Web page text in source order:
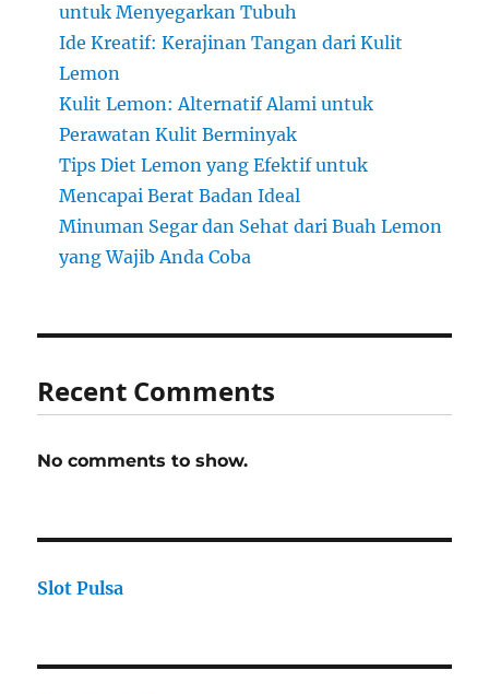
untuk Menyegarkan Tubuh
Ide Kreatif: Kerajinan Tangan dari Kulit
Lemon
Kulit Lemon: Alternatif Alami untuk
Perawatan Kulit Berminyak
Tips Diet Lemon yang Efektif untuk
Mencapai Berat Badan Ideal
Minuman Segar dan Sehat dari Buah Lemon
yang Wajib Anda Coba
Recent Comments
No comments to show.
Slot Pulsa